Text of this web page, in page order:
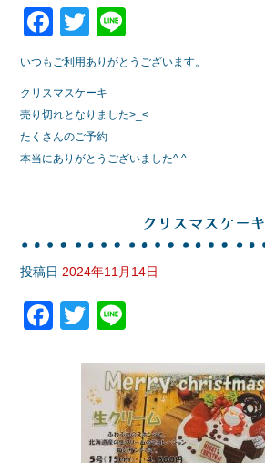
F
a
e
b
o
T
wi
tt
er
n
いつもご利用ありがとうございます。
クリスマスケーキ
売り切れとなりました>_<
たくさんのご予約
本当にありがとうございました^ ^
クリスマスケーキ
投稿日 2024年11月14日
F
T
tt
er
e